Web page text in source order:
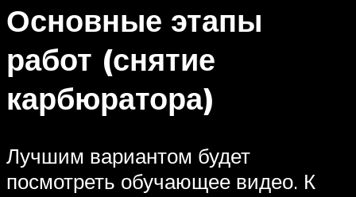
Основные этапы
работ (снятие
карбюратора)
Лучшим вариантом будет
посмотреть обучающее видео. К